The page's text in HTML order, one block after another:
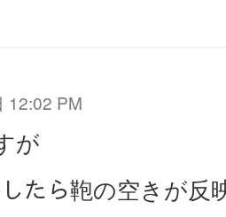
12:02 PM
が
したら鞄の空きが反